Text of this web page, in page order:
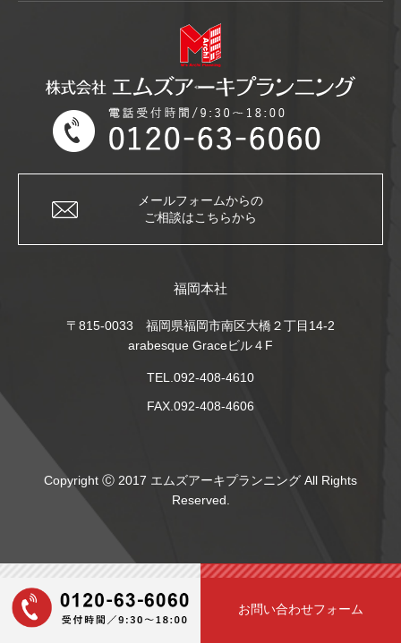
お問い合わせフォーム
メールフォームからの
ご相談はこちらから
福岡本社
〒815-0033 福岡県福岡市南区大橋２丁目14-2
arabesque Graceビル４F
TEL.092-408-4610
FAX.092-408-4606
Copyright Ⓒ 2017 エムズアーキプランニング All Rights
Reserved.